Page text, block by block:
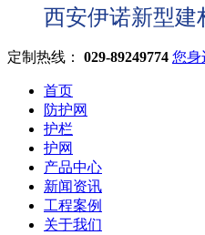
西安伊诺新型建
定制热线： 029-89249774 您身
首页
防护网
护栏
护网
产品中心
新闻资讯
工程案例
关于我们